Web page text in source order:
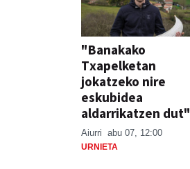
"Banakako
Txapelketan
jokatzeko nire
eskubidea
aldarrikatzen dut"
Aiurri abu 07, 12:00
URNIETA